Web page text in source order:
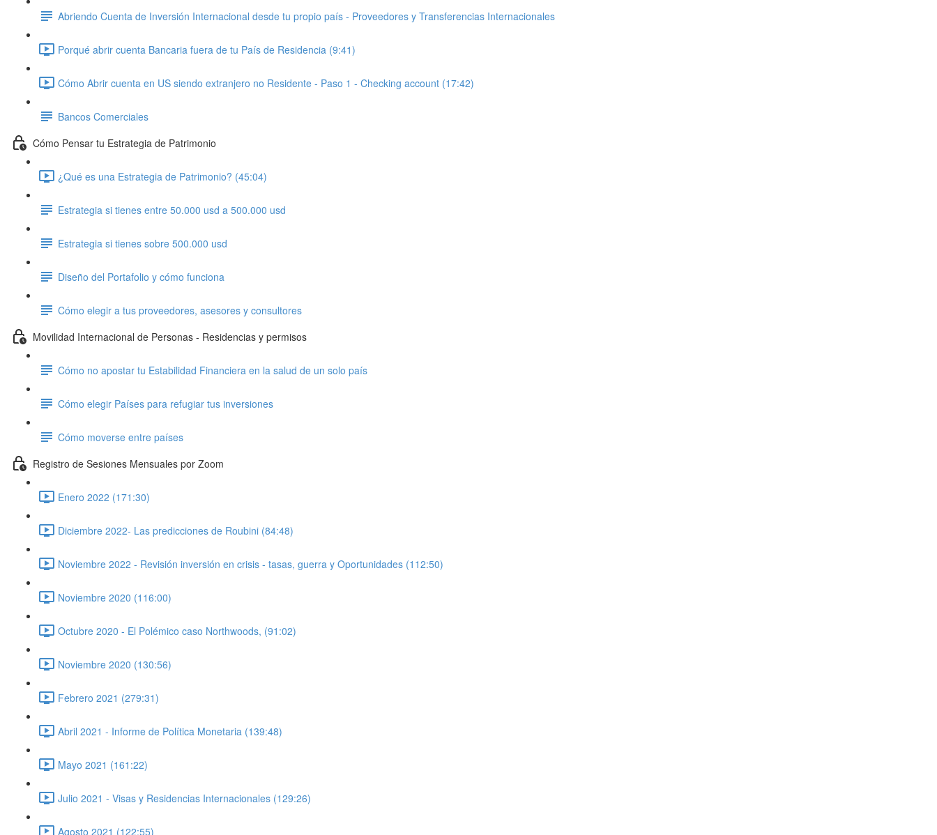
Abriendo Cuenta de Inversión Internacional desde tu propio país - Proveedores y Transferencias Internacionales
Porqué abrir cuenta Bancaria fuera de tu País de Residencia (9:41)
Cómo Abrir cuenta en US siendo extranjero no Residente - Paso 1 - Checking account (17:42)
Bancos Comerciales
Cómo Pensar tu Estrategia de Patrimonio
¿Qué es una Estrategia de Patrimonio? (45:04)
Estrategia si tienes entre 50.000 usd a 500.000 usd
Estrategia si tienes sobre 500.000 usd
Diseño del Portafolio y cómo funciona
Cómo elegir a tus proveedores, asesores y consultores
Movilidad Internacional de Personas - Residencias y permisos
Cómo no apostar tu Estabilidad Financiera en la salud de un solo país
Cómo elegir Países para refugiar tus inversiones
Cómo moverse entre países
Registro de Sesiones Mensuales por Zoom
Enero 2022 (171:30)
Diciembre 2022- Las predicciones de Roubini (84:48)
Noviembre 2022 - Revisión inversión en crisis - tasas, guerra y Oportunidades (112:50)
Noviembre 2020 (116:00)
Octubre 2020 - El Polémico caso Northwoods, (91:02)
Noviembre 2020 (130:56)
Febrero 2021 (279:31)
Abril 2021 - Informe de Política Monetaria (139:48)
Mayo 2021 (161:22)
Julio 2021 - Visas y Residencias Internacionales (129:26)
Agosto 2021 (122:55)